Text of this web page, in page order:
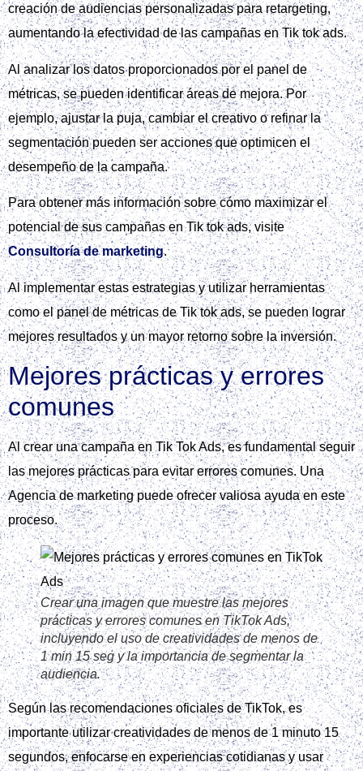
VisitaMejor agencia de marketing en Murciapara obtener
más información sobre cómo optimizar tus campañas en Tik
tok ads.
Al elegir el formato adecuado y realizar pruebas, puedes
maximizar el impacto de tus campañas en Tik tok ads y
alcanzar tus objetivos publicitarios de manera efectiva.
Definir presupuesto y puja
Para definir el presupuesto y la puja en Tik Tok Ads, es
importante considerar los mínimos requeridos. El
presupuesto mínimo por campaña es de 50 USD y por
grupo es de 20 USD.
Crear una imagen que muestre los pasos para
definir el presupuesto y la puja en TikTok Ads,
incluyendo los presupuestos mínimos y las
estrategias de puja.
Existen diferentes estrategias de puja, como CPM, CPC y
CPA. Se recomienda iniciar con un presupuesto moderado y
ajustarlo según el costo por resultado en Tik tok ads.
Puedes encontrar más información sobre cómo funcionan
los anuncios en TikTok y estrategias de puja enAnuncios
en TikTok y cómo funcionan.
Al utilizar Tik tok ads, es fundamental entender cómo
optimizar el CPA y CPM para maximizar los resultados de la
campaña.
Medir resultados y optimizar
Para medir resultados y optimizar en Tik Tok Ads, es